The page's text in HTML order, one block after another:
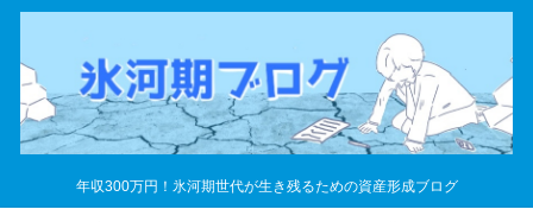
年収300万円！氷河期世代が生き残るための資産形成ブログ